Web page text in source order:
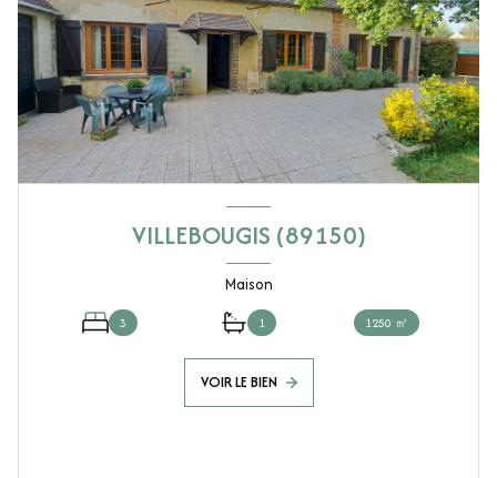
VILLEBOUGIS (89150)
Maison
3 1 1250 ㎡
VOIR LE BIEN